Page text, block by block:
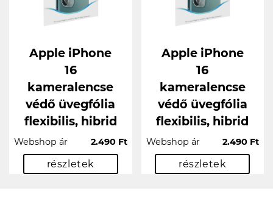
Apple iPhone
16
kameralencse
védő üvegfólia
flexibilis, hibrid
Webshop ár 2.490 Ft
részletek
Apple iPhone
16
kameralencse
védő üvegfólia
flexibilis, hibrid
Webshop ár 2.490 Ft
részletek